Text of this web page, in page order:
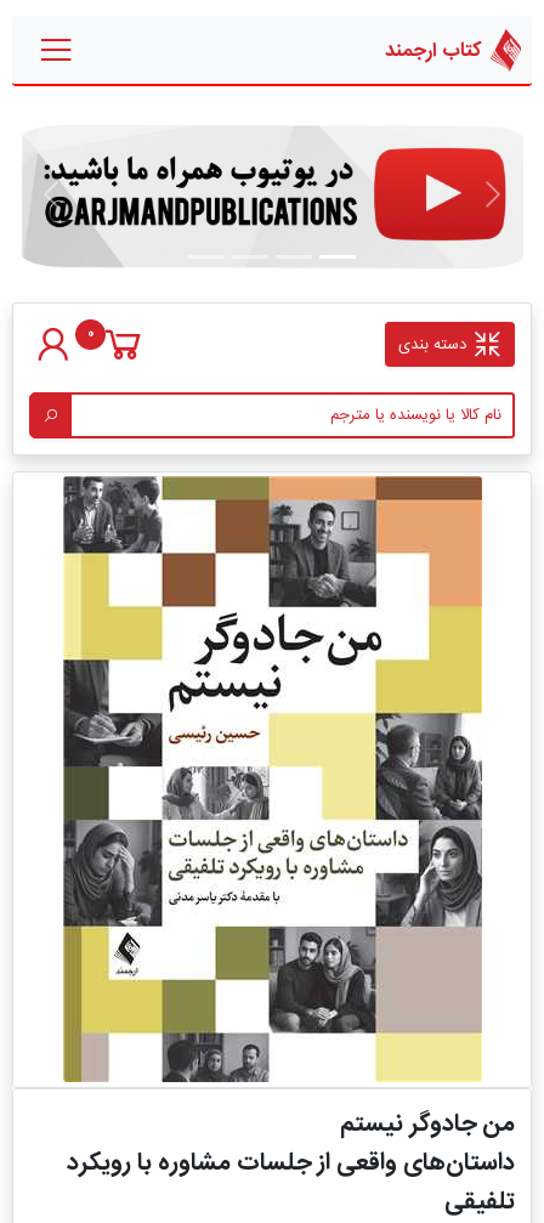
کتاب ارجمند
قبلی بعدی
دسته بندی 0
من جادوگر نیستم
داستان‌های واقعی از جلسات مشاوره با رویکرد
تلفیقی